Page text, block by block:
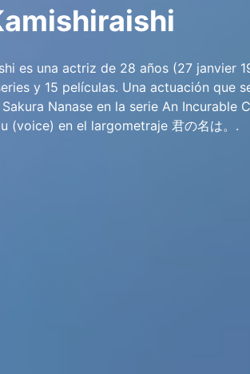
es una actriz de 28 años (27 janvier
y 15 películas. Una actuación que
Nanase en la serie An Incurable
(voice) en el largometraje 君の名は。.